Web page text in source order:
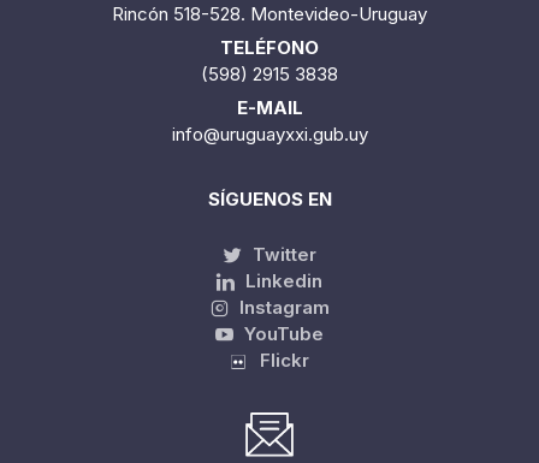
Rincón 518-528. Montevideo-Uruguay
TELÉFONO
(598) 2915 3838
E-MAIL
info@uruguayxxi.gub.uy
SÍGUENOS EN
Twitter
Linkedin
Instagram
YouTube
Flickr